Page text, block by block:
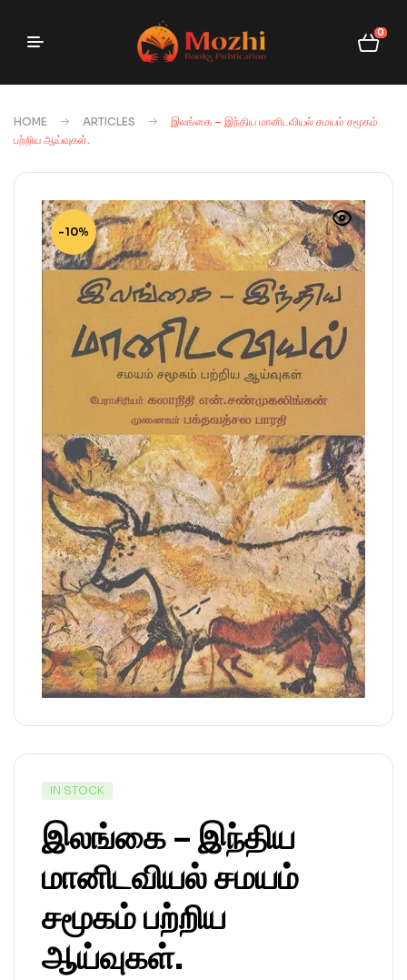
0
HOME ARTICLES
இலங்கை – இந்திய மானிடவியல் சமயம் சமூகம்
பற்றிய ஆய்வுகள்.
-10%
IN STOCK
இலங்கை – இந்திய
மானிடவியல் சமயம்
சமூகம் பற்றிய
ஆய்வுகள்.